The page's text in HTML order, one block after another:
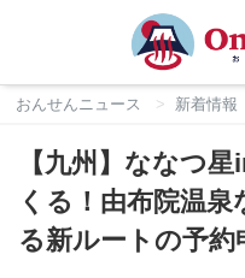
おんせんニュース 新着情報
【九州】ななつ
くる！由布院温
る新ルートの予約